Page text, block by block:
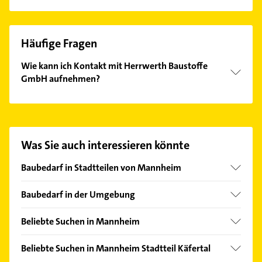
Häufige Fragen
Wie kann ich Kontakt mit Herrwerth Baustoffe
GmbH aufnehmen?
finden Sie alleKontaktdaten.
Was Sie auch interessieren könnte
Baubedarf in Stadtteilen von Mannheim
Mühlauhafen
Rheinau
Baubedarf in der Umgebung
Ludwigshafen am Rhein
Frankenthal (Pfalz)
Beliebte Suchen in Mannheim
Putzfrau
Beliebte Suchen in Mannheim Stadtteil Käfertal